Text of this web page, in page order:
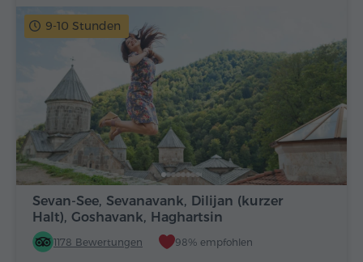
9-10 Stunden
Sevan-See, Sevanavank, Dilijan (kurzer
Halt), Goshavank, Haghartsin
1178 Bewertungen 98% empfohlen